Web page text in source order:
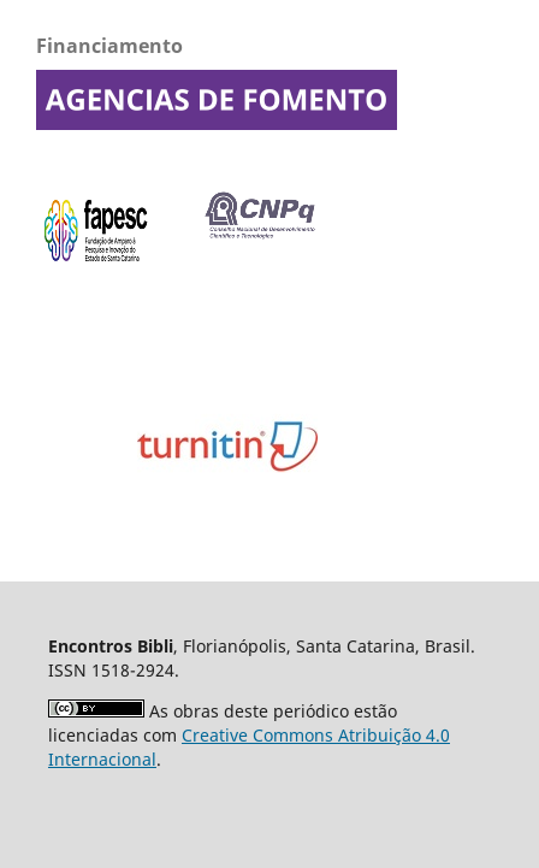
Financiamento
Encontros Bibli, Florianópolis, Santa Catarina, Brasil.
ISSN 1518-2924.
As obras deste periódico estão
licenciadas com Creative Commons Atribuição 4.0
Internacional.